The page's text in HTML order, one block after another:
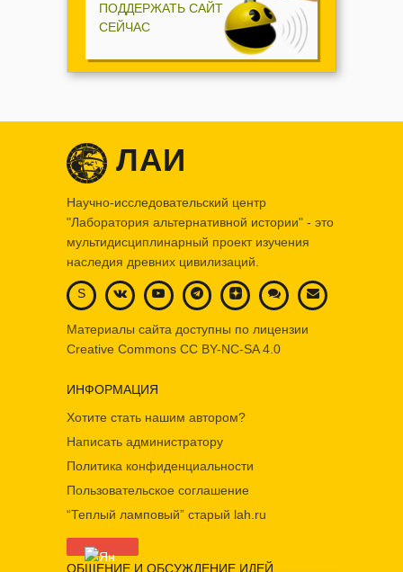
ПОДДЕРЖАТЬ САЙТ
СЕЙЧАС
ЛАИ
Научно-исследовательский центр
"Лаборатория альтернативной истории" - это
мультидисциплинарный проект изучения
наследия древних цивилизаций.
S
Материалы сайта доступны по лицензии
Creative Commons CC BY-NC-SA 4.0
ИНФОРМАЦИЯ
Хотите стать нашим автором?
Написать администратору
Политика конфиденциальности
Пользовательское соглашение
“Теплый ламповый” старый lah.ru
ОБЩЕНИЕ И ОБСУЖДЕНИЕ ИДЕЙ